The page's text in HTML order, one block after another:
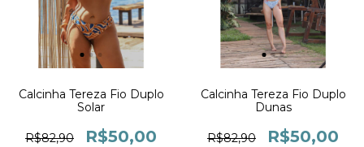
Calcinha Tereza Fio Duplo
Solar
R$82,90 R$50,00
Calcinha Tereza Fio Duplo
Dunas
R$82,90 R$50,00